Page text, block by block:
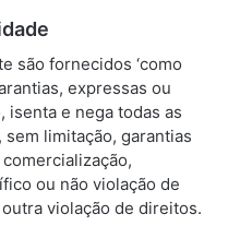
são fornecidos ‘como
expressas ou
isenta e nega todas as
limitação, garantias
ou não violação de
violação de direitos.